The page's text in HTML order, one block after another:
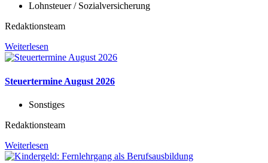
Lohnsteuer / Sozialversicherung
Redaktionsteam
Weiterlesen
Steuertermine August 2026
Sonstiges
Redaktionsteam
Weiterlesen